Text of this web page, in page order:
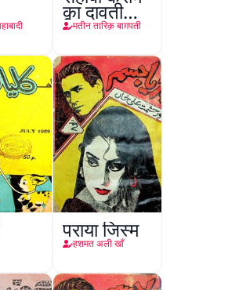
का दावती
किरदार
मतीन तारिक़ बाग़पती
पराया जिस्म
हशमत अली खाँ